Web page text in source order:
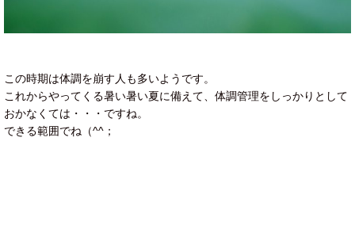
この時期は体調を崩す人も多いようです。
これからやってくる暑い暑い夏に備えて、体調管理をしっかりとして
おかなくては・・・ですね。
できる範囲でね（^^；